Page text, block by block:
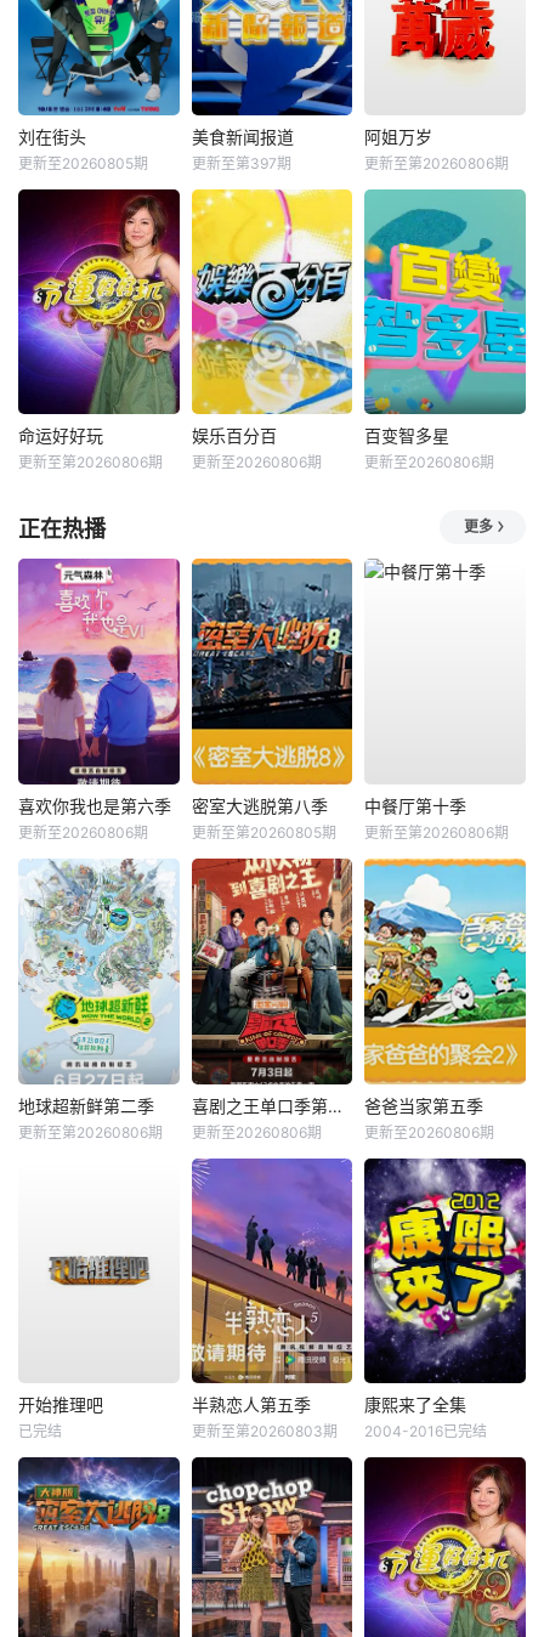
刘在街头
更新至20260805期
美食新闻报道
更新至第397期
阿姐万岁
更新至第20260806期
命运好好玩
更新至第20260806期
娱乐百分百
更新至20260806期
百变智多星
更新至20260806期
正在热播 更多
喜欢你我也是第六季
更新至20260806期
密室大逃脱第八季
更新至第20260805期
中餐厅第十季
更新至第20260806期
地球超新鲜第二季
更新至第20260806期
喜剧之王单口季第三季
更新至20260806期
爸爸当家第五季
更新至20260806期
开始推理吧
已完结
半熟恋人第五季
更新至第20260803期
康熙来了全集
2004-2016已完结